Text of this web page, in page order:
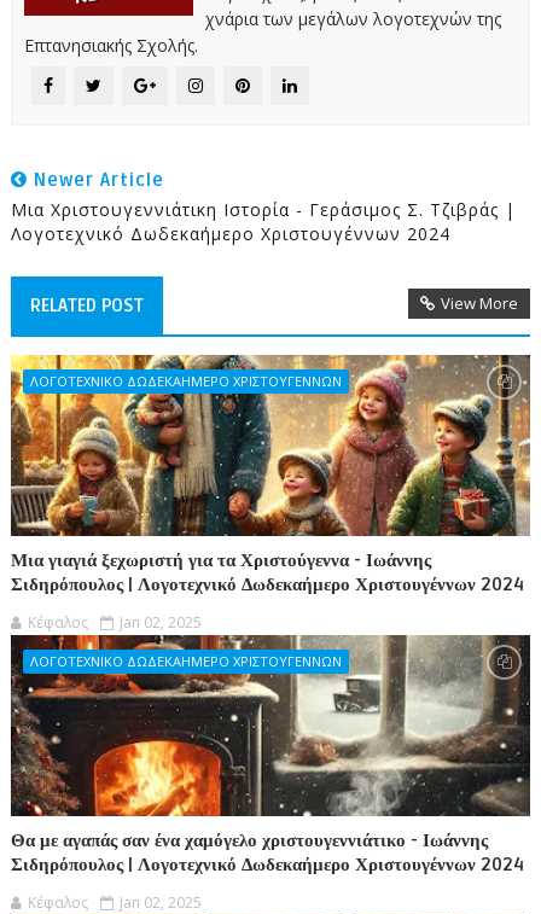
χνάρια των μεγάλων λογοτεχνών της
Επτανησιακής Σχολής.
Newer Article
Μια Χριστουγεννιάτικη Ιστορία - Γεράσιμος Σ. Τζιβράς |
Λογοτεχνικό Δωδεκαήμερο Χριστουγέννων 2024
RELATED POST View More
ΛΟΓΟΤΕΧΝΙΚΟ ΔΩΔΕΚΑΗΜΕΡΟ ΧΡΙΣΤΟΥΓΕΝΝΩΝ
Μια γιαγιά ξεχωριστή για τα Χριστούγεννα - Ιωάννης
Σιδηρόπουλος | Λογοτεχνικό Δωδεκαήμερο Χριστουγέννων 2024
Κέφαλος Jan 02, 2025
ΛΟΓΟΤΕΧΝΙΚΟ ΔΩΔΕΚΑΗΜΕΡΟ ΧΡΙΣΤΟΥΓΕΝΝΩΝ
Θα με αγαπάς σαν ένα χαμόγελο χριστουγεννιάτικο - Ιωάννης
Σιδηρόπουλος | Λογοτεχνικό Δωδεκαήμερο Χριστουγέννων 2024
Κέφαλος Jan 02, 2025